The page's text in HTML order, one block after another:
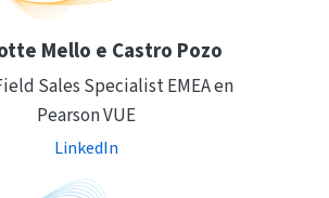
Mello e Castro Pozo
Sales Specialist EMEA en
Pearson VUE
LinkedIn